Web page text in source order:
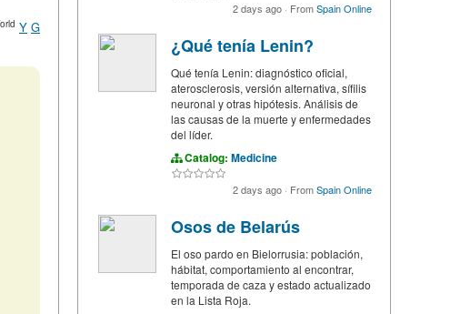
Y G
2 days ago · FromSpain Online
¿Qué tenía Lenin?
Qué tenía Lenin: diagnóstico oficial,
aterosclerosis, versión alternativa, sífilis
neuronal y otras hipótesis. Análisis de
las causas de la muerte y enfermedades
del líder.
Catalog: Medicine
2 days ago · FromSpain Online
Osos de Belarús
El oso pardo en Bielorrusia: población,
hábitat, comportamiento al encontrar,
temporada de caza y estado actualizado
en la Lista Roja.